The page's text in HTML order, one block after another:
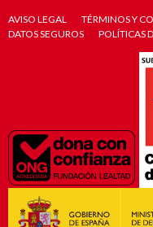
AVISO LEGAL
TÉRMINOS Y
DATOS SEGUROS
POLÍTICAS